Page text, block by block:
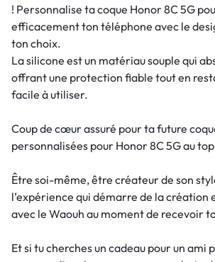
! Personnalise ta coque Honor 8C 5G
efficacement ton téléphone avec le
ton choix.
La silicone est un matériau souple qui
offrant une protection fiable tout en
facile à utiliser.
Coup de cœur assuré pour ta future
personnalisées pour Honor 8C 5G au
Être soi-même, être créateur de son
l’expérience qui démarre de la création
avec le Waouh au moment de recevoir
Et si tu cherches un cadeau pour un ami